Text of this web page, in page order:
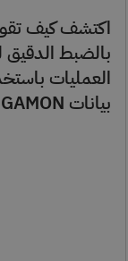
بالضبط الدقيق
العمليات
بيانات IBM Z OMEGAMON.